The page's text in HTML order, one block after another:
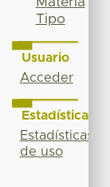
Tipo
Usuario
Acceder
Estadísticas
Estadísticas
de uso